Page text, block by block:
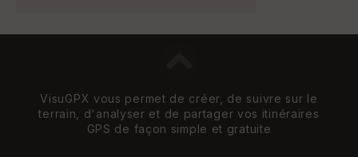
VisuGPX vous permet de créer, de suivre sur le
terrain, d'analyser et de partager vos itinéraires
GPS de façon simple et gratuite